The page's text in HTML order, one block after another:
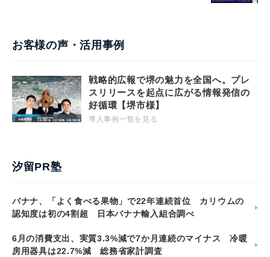
お客様の声・活用事例
戦略的広報で堺の魅力を全国へ。プレ
スリリースを起点に広がる情報発信の
好循環【堺市様】
導入事例一覧を見る
汐留PR塾
バナナ、「よく食べる果物」で22年連続首位 カリウムの
認知度は初の4割超 日本バナナ輸入組合調べ
6月の消費支出、実質3.3%減で7か月連続のマイナス 冷暖
房用器具は22.7%減 総務省家計調査